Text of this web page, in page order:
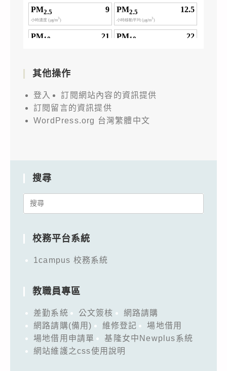
其他操作
登入
訂閱網站內容的資訊提供
訂閱留言的資訊提供
WordPress.org 台灣繁體中文
搜尋
Search
校務平台系統
1campus 校務系統
教職員專區
差勤系統 公文簽核
網路請購
網路請購(備用)
維修登記
場地借用
場地借用申請單
基隆女中Newplus系統
網站維護之css使用說明